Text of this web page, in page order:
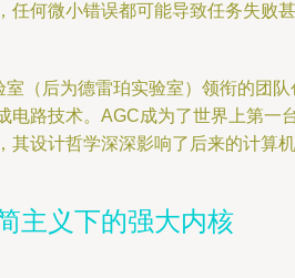
任何微小错误都可能导致任务失败甚
（后为德雷珀实验室）领衔的团队
电路技术。AGC成为了世界上第一
其设计哲学深深影响了后来的计算机
主义下的强大内核